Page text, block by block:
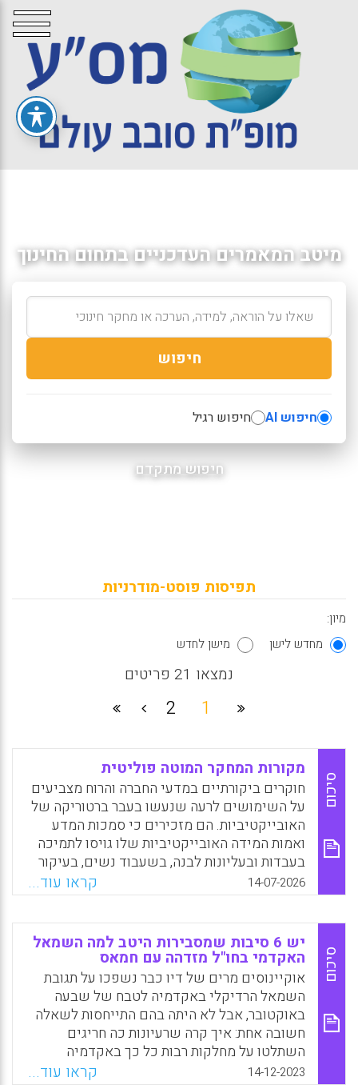
מיטב המאמרים העדכניים בתחום החינוך
חיפוש
חיפוש AI חיפוש רגיל
חיפוש מתקדם
תפיסות פוסט-מודרניות
מיון:
מחדש לישן
מישן לחדש
נמצאו 21 פריטים
1
2
סיכום
מקורות המחקר המוטה פוליטית
חוקרים ביקורתיים במדעי החברה והרוח מצביעים
על השימושים לרעה שנעשו בעבר ברטוריקה של
האובייקטיביות. הם מזכירים כי סמכות המדע
ואמות המידה האובייקטיביות שלו גויסו לתמיכה
בעבדות ובעליונות לבנה, בשעבוד נשים, בעיקור
בעלי מוגבלויות שכליות, ברדיפת מיעוטים מיניים
ובהשמדת היהודים, למשל בדמות "תיאוריות גזע"
מדעיות-לכאורה. לדבריהם, שהרטוריקה של
האובייקטיביות יכולה להיות רק כסות לפעולות
הכוח, ולכן ראוי שהחוקר ידחה אותה ויתנגד לה
בכל מקום שבו היא מופיעה.
WhatsApp
Facebook
Email
X
14-07-2026 קראו עוד...
סיכום
יש 6 סיבות שמסבירות היטב למה השמאל
האקדמי בחו"ל מזדהה עם חמאס
אוקיינוסים מרים של דיו כבר נשפכו על תגובת
השמאל הרדיקלי באקדמיה לטבח של שבעה
באוקטובר, אבל לא היתה בהם התייחסות לשאלה
חשובה אחת: איך קרה שרעיונות כה חריגים
השתלטו על מחלקות רבות כל כך באקדמיה
במדעי הרוח והחברה?
14-12-2023 קראו עוד...